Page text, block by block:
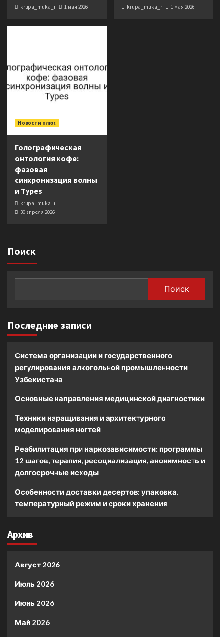
krupa_muka_r 1 мая 2026 krupa_muka_r 1 мая 2026
Новости плюс
Голографическая
онтология кофе:
фазовая
синхронизация волны
и Types
krupa_muka_r
30 апреля 2026
Поиск
Поиск
Последние записи
Система организации и государственного
регулирования алкогольной промышленности
Узбекистана
Основные направления медицинской диагностики
Техники наращивания и архитектурного
моделирования ногтей
Реабилитация при наркозависимости: программы
12 шагов, терапия, ресоциализация, анонимность и
долгосрочные исходы
Особенности доставки десертов: упаковка,
температурный режим и сроки хранения
Архив
Август 2026
Июль 2026
Июнь 2026
Май 2026